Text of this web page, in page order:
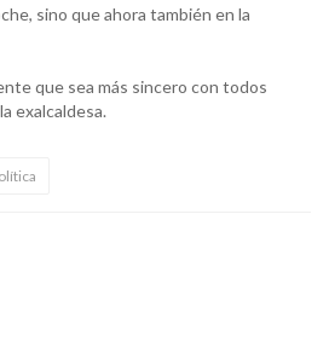
sino que ahora también en la
que sea más sincero con todos
exalcaldesa.